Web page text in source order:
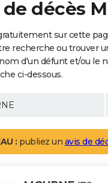
décès
sur cette
recherche ou trouver
d'un défunt et/ou le
ci-dessous.
: publiez un avis de